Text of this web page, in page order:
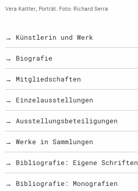
Vera Kattler, Porträt. Foto: Richard Serra
→ Künstlerin und Werk
→ Biografie
→ Mitgliedschaften
→ Einzelausstellungen
→ Ausstellungsbeteiligungen
→ Werke in Sammlungen
→ Bibliografie: Eigene Schriften
→ Bibliografie: Monografien